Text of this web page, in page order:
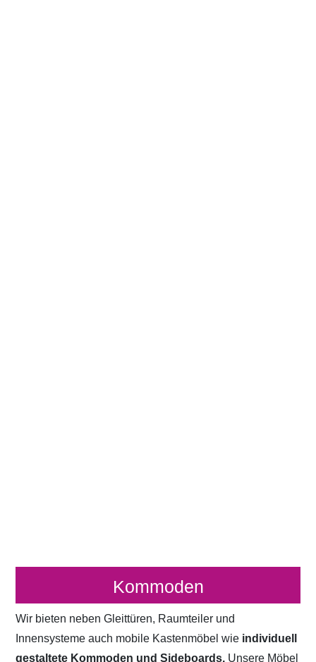
Kommoden
Wir bieten neben Gleittüren, Raumteiler und
Innensysteme auch mobile Kastenmöbel wie individuell
gestaltete Kommoden und Sideboards. Unsere Möbel